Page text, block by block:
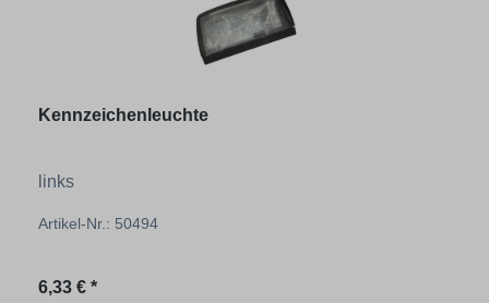
Kennzeichenleuchte
links
Artikel-Nr.: 50494
Regulärer Preis:
6,33 € *